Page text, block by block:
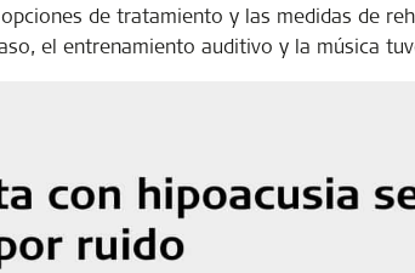
de tratamiento y las medidas de
el entrenamiento auditivo y la música